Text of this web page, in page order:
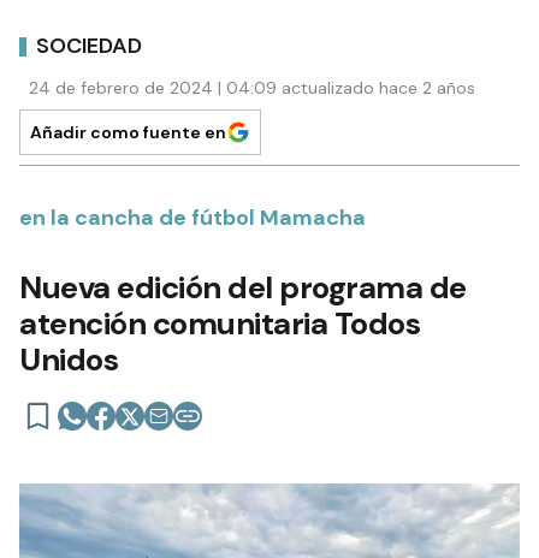
SOCIEDAD
24 de febrero de 2024 | 04:09 actualizado hace 2 años
Añadir como fuente en
en la cancha de fútbol Mamacha
Nueva edición del programa de
atención comunitaria Todos
Unidos